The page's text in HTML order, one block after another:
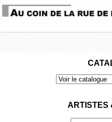
ARTISTES